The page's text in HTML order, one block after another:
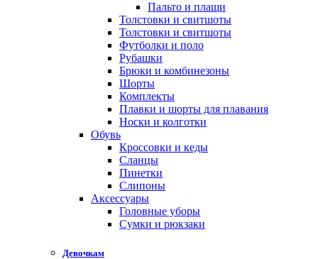
Пальто и плащи
Толстовки и свитшоты
Толстовки и свитшоты
Футболки и поло
Рубашки
Брюки и комбинезоны
Шорты
Комплекты
Плавки и шорты для плавания
Носки и колготки
Обувь
Кроссовки и кеды
Сланцы
Пинетки
Слипоны
Аксессуары
Головные уборы
Сумки и рюкзаки
Девочкам